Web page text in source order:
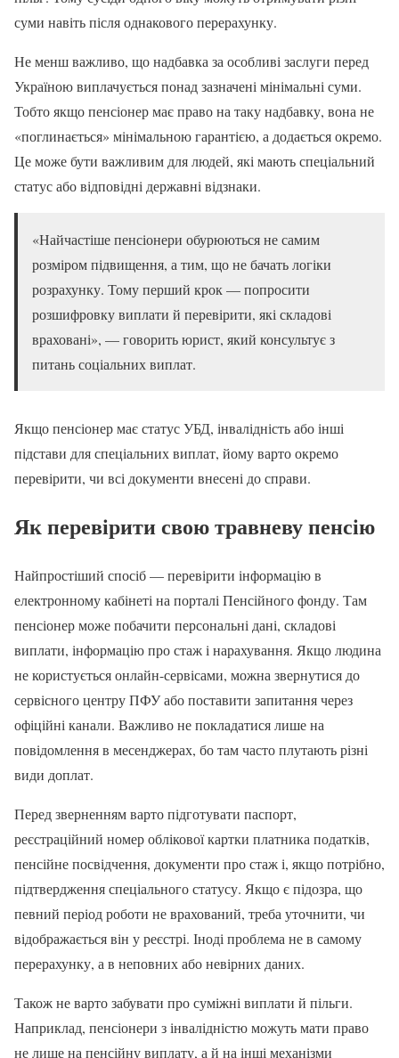
суми навіть після однакового перерахунку.
Не менш важливо, що надбавка за особливі заслуги перед
Україною виплачується понад зазначені мінімальні суми.
Тобто якщо пенсіонер має право на таку надбавку, вона не
«поглинається» мінімальною гарантією, а додається окремо.
Це може бути важливим для людей, які мають спеціальний
статус або відповідні державні відзнаки.
«Найчастіше пенсіонери обурюються не самим
розміром підвищення, а тим, що не бачать логіки
розрахунку. Тому перший крок — попросити
розшифровку виплати й перевірити, які складові
враховані», — говорить юрист, який консультує з
питань соціальних виплат.
Якщо пенсіонер має статус УБД, інвалідність або інші
підстави для спеціальних виплат, йому варто окремо
перевірити, чи всі документи внесені до справи.
Як перевірити свою травневу пенсію
Найпростіший спосіб — перевірити інформацію в
електронному кабінеті на порталі Пенсійного фонду. Там
пенсіонер може побачити персональні дані, складові
виплати, інформацію про стаж і нарахування. Якщо людина
не користується онлайн-сервісами, можна звернутися до
сервісного центру ПФУ або поставити запитання через
офіційні канали. Важливо не покладатися лише на
повідомлення в месенджерах, бо там часто плутають різні
види доплат.
Перед зверненням варто підготувати паспорт,
реєстраційний номер облікової картки платника податків,
пенсійне посвідчення, документи про стаж і, якщо потрібно,
підтвердження спеціального статусу. Якщо є підозра, що
певний період роботи не врахований, треба уточнити, чи
відображається він у реєстрі. Іноді проблема не в самому
перерахунку, а в неповних або невірних даних.
Також не варто забувати про суміжні виплати й пільги.
Наприклад, пенсіонери з інвалідністю можуть мати право
не лише на пенсійну виплату, а й на інші механізми